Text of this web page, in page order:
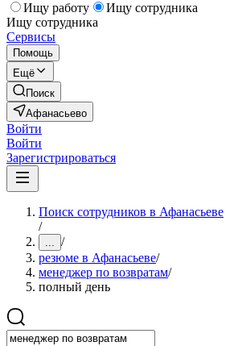
Ищу работу
Ищу сотрудника
Ищу сотрудника
Сервисы
Помощь
Ещё
Поиск
Афанасьево
Войти
Войти
Зарегистрироваться
Поиск сотрудников в Афанасьеве
/
... /
резюме в Афанасьеве/
менеджер по возвратам/
полный день